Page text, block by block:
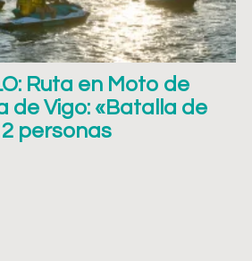
Ruta en Moto de
de Vigo: «Batalla de
personas